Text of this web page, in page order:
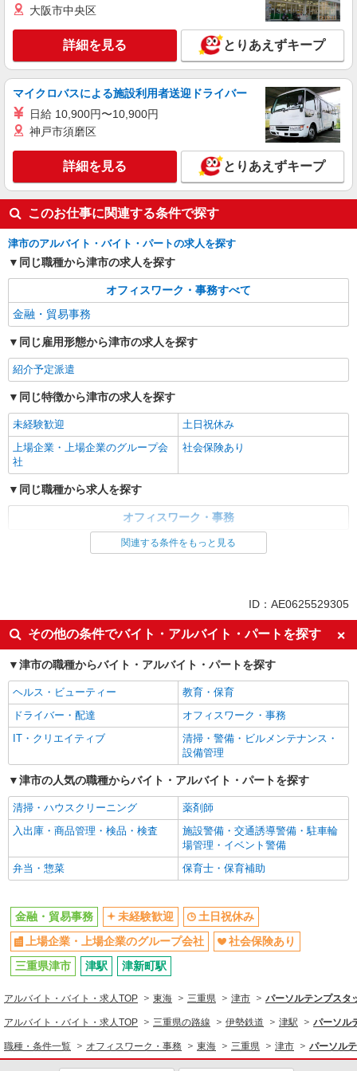
大阪市中央区
詳細を見る とりあえずキープ
マイクロバスによる施設利用者送迎ドライバー
日給 10,900円〜10,900円
神戸市須磨区
詳細を見る とりあえずキープ
このお仕事に関連する条件で探す
津市のアルバイト・バイト・パートの求人を探す
同じ職種から津市の求人を探す
オフィスワーク・事務すべて
金融・貿易事務
同じ雇用形態から津市の求人を探す
紹介予定派遣
同じ特徴から津市の求人を探す
未経験歓迎
土日祝休み
上場企業・上場企業のグループ会
社
社会保険あり
同じ職種から求人を探す
オフィスワーク・事務
同じ特徴から求人を探す関連する条件をもっと見る
ID：AE0625529305
その他の条件でバイト・アルバイト・パートを探す
津市の職種からバイト・アルバイト・パートを探す
ヘルス・ビューティー
教育・保育
ドライバー・配達
オフィスワーク・事務
IT・クリエイティブ
清掃・警備・ビルメンテナンス・
設備管理
津市の人気の職種からバイト・アルバイト・パートを探す
清掃・ハウスクリーニング
薬剤師
入出庫・商品管理・検品・検査
施設警備・交通誘導警備・駐車輪
場管理・イベント警備
弁当・惣菜
保育士・保育補助
金融・貿易事務 未経験歓迎
土日祝休み
上場企業・上場企業のグループ会社
社会保険あり
三重県津市
津駅 津新町駅
アルバイト・バイト・求人TOP 東海 三重県 津市 パーソルテンプスタ
アルバイト・バイト・求人TOP 三重県の路線 伊勢鉄道 津駅 パーソル
職種・条件一覧 オフィスワーク・事務 東海 三重県 津市 パーソル